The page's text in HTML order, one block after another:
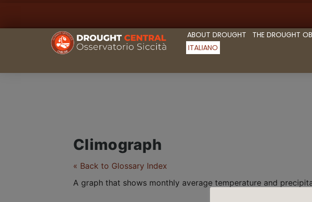
ABOUT DROUGHT THE DROUGHT
ITALIANO
Climograph
« Back to Glossary Index
A graph that shows monthly average temperature and